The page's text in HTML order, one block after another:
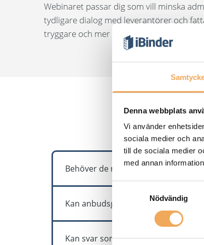
Denna webbplats
Vi använder
sociala medier och
till de sociala medier
med annan
Samtyckesval
Nödvändig
Webinaret passar dig som vill minska
tydligare dialog med leverantörer och
tryggare och mer effektivt sätt.
Behöver de man bjuder in för att
Kan anbudsgivare bjuda in sina UE
Ja, man kan tillåta att anbudsgivare/
Kan svar som publicerats för frågor